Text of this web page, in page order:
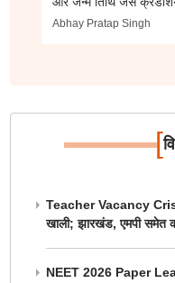
Abhay Pratap Singh
[
Teacher Vacancy
खाली; झारखंड, एमपी समेत
NEET 2026 Paper